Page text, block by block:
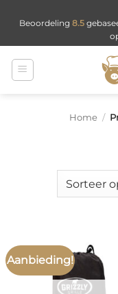
naarBeoordeling 8.5
Home /
Aanbieding!